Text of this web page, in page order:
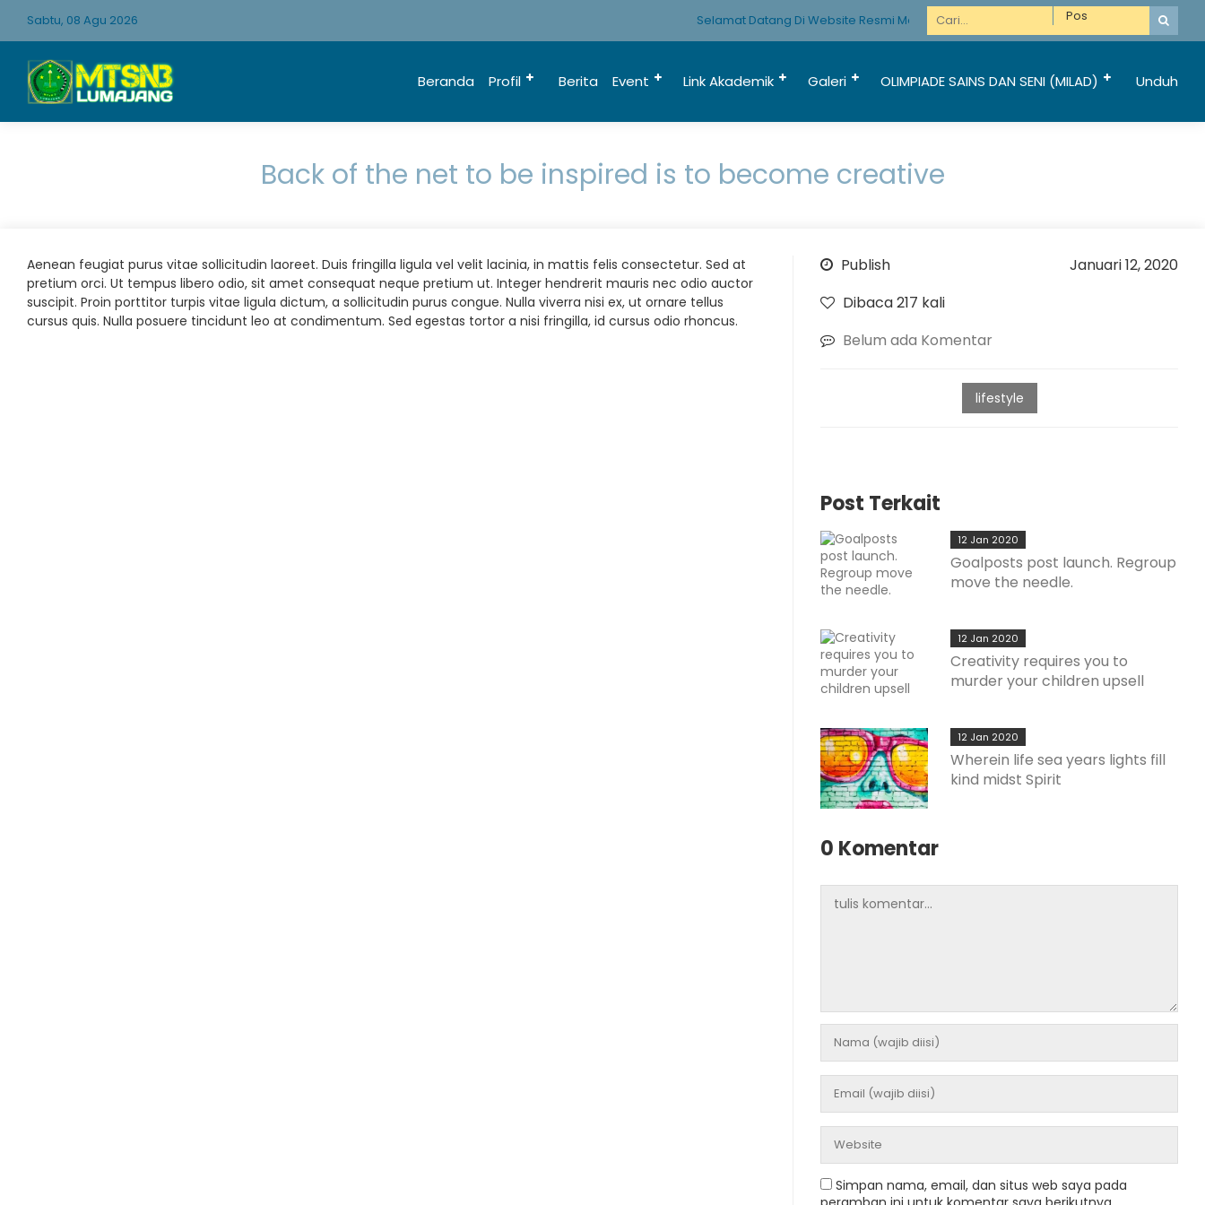
Sabtu, 08 Agu 2026 Selamat Datang Di Website Resmi Madrasah Hebat Bermartabat
Beranda Profil Berita Event Link Akademik Galeri OLIMPIADE SAINS DAN SENI (MILAD) Unduh
Back of the net to be inspired is to become creative
Aenean feugiat purus vitae sollicitudin laoreet. Duis fringilla ligula vel velit lacinia, in mattis felis consectetur. Sed at
pretium orci. Ut tempus libero odio, sit amet consequat neque pretium ut. Integer hendrerit mauris nec odio auctor
suscipit. Proin porttitor turpis vitae ligula dictum, a sollicitudin purus congue. Nulla viverra nisi ex, ut ornare tellus
cursus quis. Nulla posuere tincidunt leo at condimentum. Sed egestas tortor a nisi fringilla, id cursus odio rhoncus.
Publish
Januari 12, 2020
Dibaca 217 kali
Belum ada Komentar
lifestyle
Post Terkait
12 Jan 2020
Goalposts post launch. Regroup
move the needle.
12 Jan 2020
Creativity requires you to
murder your children upsell
12 Jan 2020
Wherein life sea years lights fill
kind midst Spirit
0 Komentar
Simpan nama, email, dan situs web saya pada